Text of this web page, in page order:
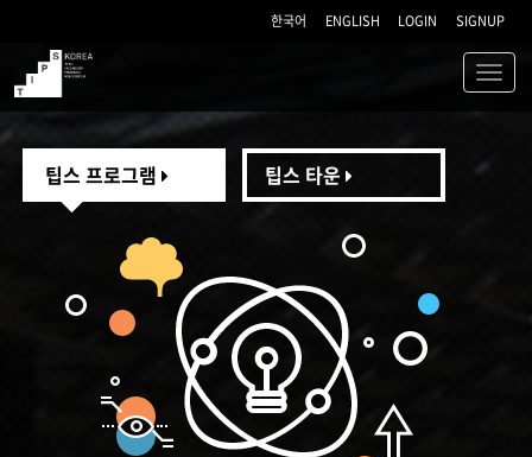
한국어 ENGLISH LOGIN SIGNUP
TIPS
팁스 프로그램 팁스 타운